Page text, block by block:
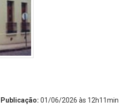
Publicação: 01/06/2026 às 12h11min